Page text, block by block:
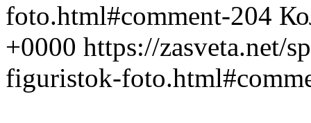
foto.html#comment-204
+0000 https://zasveta.net/
figuristok-